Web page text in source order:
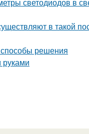
в такой
решения
руками